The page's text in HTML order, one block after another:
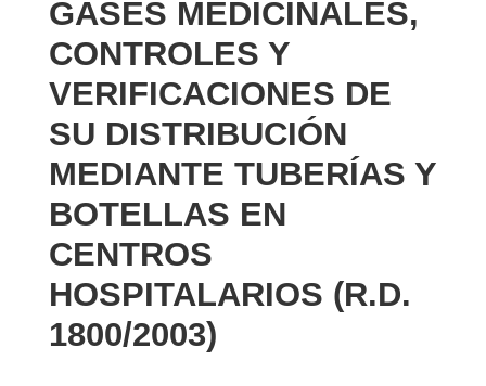
GASES MEDICINALES,
CONTROLES Y
VERIFICACIONES DE
SU DISTRIBUCIÓN
MEDIANTE TUBERÍAS Y
BOTELLAS EN
CENTROS
HOSPITALARIOS (R.D.
1800/2003)